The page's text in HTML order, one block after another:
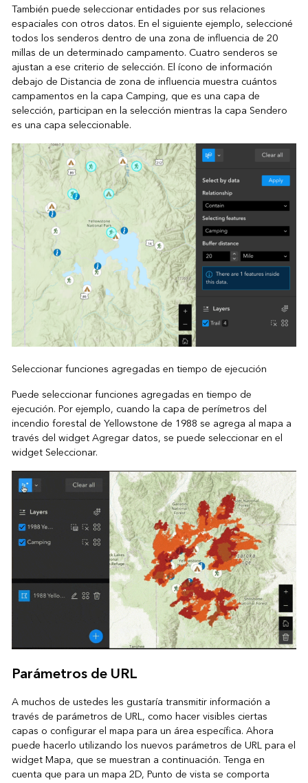
También puede seleccionar entidades por sus relaciones
espaciales con otros datos. En el siguiente ejemplo, seleccioné
todos los senderos dentro de una zona de influencia de 20
millas de un determinado campamento. Cuatro senderos se
ajustan a ese criterio de selección. El ícono de información
debajo de Distancia de zona de influencia muestra cuántos
campamentos en la capa Camping, que es una capa de
selección, participan en la selección mientras la capa Sendero
es una capa seleccionable.
Seleccionar funciones agregadas en tiempo de ejecución
Puede seleccionar funciones agregadas en tiempo de
ejecución. Por ejemplo, cuando la capa de perímetros del
incendio forestal de Yellowstone de 1988 se agrega al mapa a
través del widget Agregar datos, se puede seleccionar en el
widget Seleccionar.
Parámetros de URL
A muchos de ustedes les gustaría transmitir información a
través de parámetros de URL, como hacer visibles ciertas
capas o configurar el mapa para un área específica. Ahora
puede hacerlo utilizando los nuevos parámetros de URL para el
widget Mapa, que se muestran a continuación. Tenga en
cuenta que para un mapa 2D, Punto de vista se comporta